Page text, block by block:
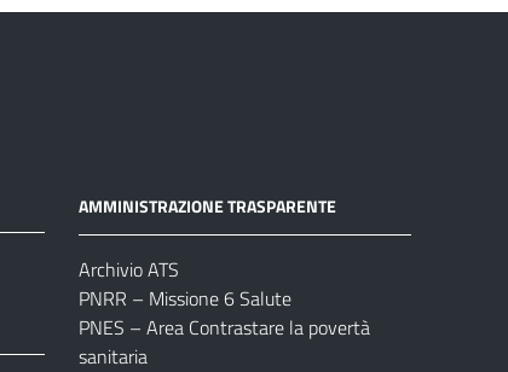
AMMINISTRAZIONE TRASPARENTE
Archivio ATS
PNRR – Missione 6 Salute
PNES – Area Contrastare la povertà
sanitaria